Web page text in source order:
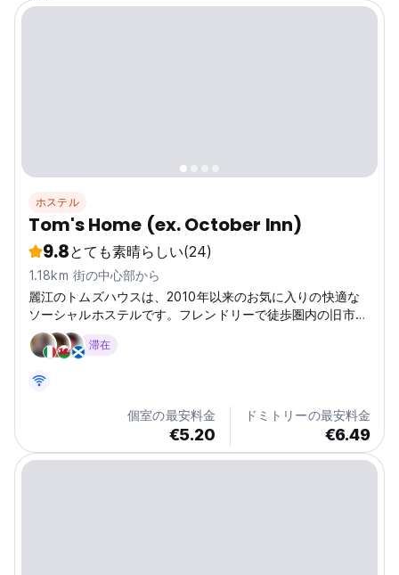
ホステル
Tom's Home (ex. October Inn)
9.8とても素晴らしい(24)
1.18km 街の中心部から
麗江のトムズハウスは、2010年以来のお気に入りの快適な
ソーシャルホステルです。フレンドリーで徒歩圏内の旧市街
のスポットから、タイガーリーピングゴージのトレッキング
に最適です。 (Auto-translated from original language)
滞在
個室の最安料金
€5.20
ドミトリーの最安料金
€6.49